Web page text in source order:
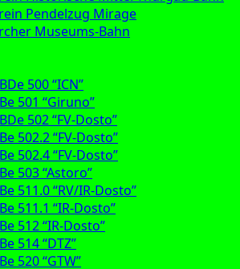
Pendelzug Mirage
Museums-Bahn
500 “ICN”
501 “Giruno”
502 “FV-Dosto”
502.2 “FV-Dosto”
502.4 “FV-Dosto”
503 “Astoro”
511.0 “RV/IR-Dosto”
511.1 “IR-Dosto”
512 “IR-Dosto”
514 “DTZ”
520 “GTW”